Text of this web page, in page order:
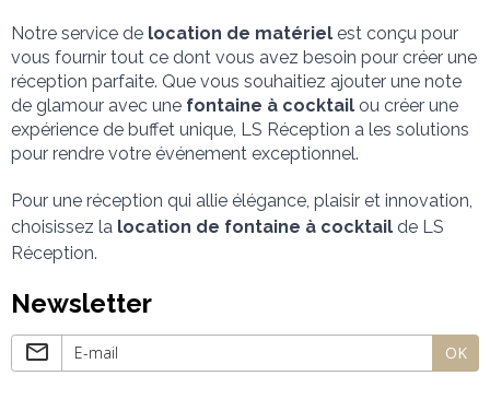
Notre service de location de matériel est conçu pour
vous fournir tout ce dont vous avez besoin pour créer une
réception parfaite. Que vous souhaitiez ajouter une note
de glamour avec une fontaine à cocktail ou créer une
expérience de buffet unique, LS Réception a les solutions
pour rendre votre événement exceptionnel.
Pour une réception qui allie élégance, plaisir et innovation,
choisissez la location de fontaine à cocktail de LS
Réception.
Newsletter
OK